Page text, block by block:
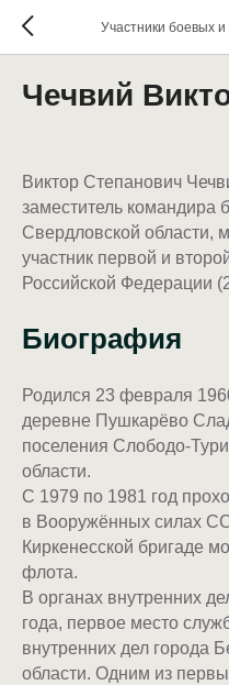
Участники боевых и
Чечвий
Виктор Степанович
заместитель
Свердловской области,
участник первой и
Российской Федерации
Биография
Родился 23 февраля
деревне Пушкарёво
поселения Слободо-
области.
С 1979 по 1981 год
в Вооружённых силах
Киркенесской бригаде
флота.
В органах внутренних
года, первое место
внутренних дел города
области. Одним из